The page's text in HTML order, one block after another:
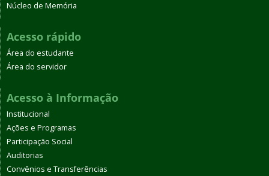
Núcleo de Memória
Acesso rápido
Área do estudante
Área do servidor
Acesso à Informação
Institucional
Ações e Programas
Participação Social
Auditorias
Convênios e Transferências